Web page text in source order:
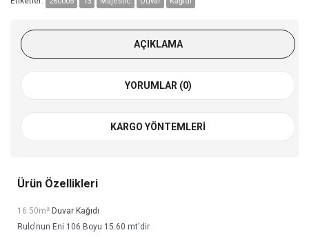
AÇIKLAMA
YORUMLAR (0)
KARGO YÖNTEMLERI
Ürün Özellikleri
16.50m² Duvar Kağıdı
Rulo'nun Eni 106 Boyu 15.60 mt'dir